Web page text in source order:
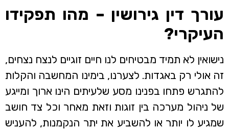
עורך דין גירושין – מהו תפקידו
העיקרי?
נישואין לא תמיד מבטיחים לנו חיים זוגיים לנצח נצחים,
זה אולי רק באגדות. לצערנו, בימינו המחשבה והקלות
להתגרש פתחו בפנינו מסע שלעיתים הינו ארוך ומייגע
של ניהול מערכה בין זוגות וזאת מאחר וכל צד חושב
שמגיע לו יותר או להשביע את יתר הנקמנות, להעניש